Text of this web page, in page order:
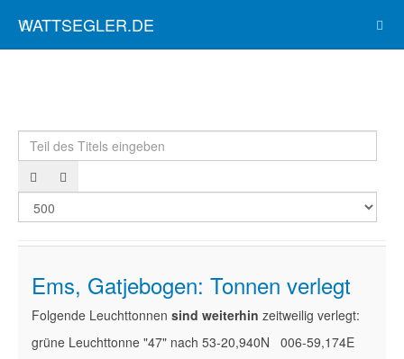
WATTSEGLER.DE
Teil des Titels eingeben
Ems, Gatjebogen: Tonnen verlegt
Folgende Leuchttonnen sind weiterhin zeitweilig verlegt:
grüne Leuchttonne "47" nach 53-20,940N 006-59,174E